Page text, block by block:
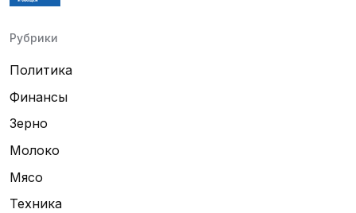
Рубрики
Политика
Финансы
Зерно
Молоко
Мясо
Техника